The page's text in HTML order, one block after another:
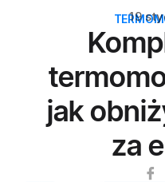
19
jak
za